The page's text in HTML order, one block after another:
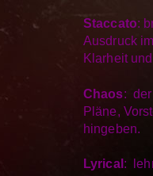
Staccato:
Ausdruck
Klarheit
Chaos: der
Pläne,
hingeben.
Lyrical :